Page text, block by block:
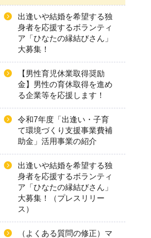
出逢いや結婚を希望する独
身者を応援するボランティ
ア「ひなたの縁結びさん」
大募集！
【男性育児休業取得奨励
金】男性の育休取得を進め
る企業等を応援します！
令和7年度「出逢い・子育
て環境づくり支援事業費補
助金」活用事業の紹介
出逢いや結婚を希望する独
身者を応援するボランティ
ア「ひなたの縁結びさん」
大募集！（プレスリリー
ス）
（よくある質問の修正）マ